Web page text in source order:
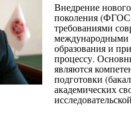
Внедрение нового
поколения
требованиями
международными
образования и
процессу.
являются
подготовки
академических
исследова